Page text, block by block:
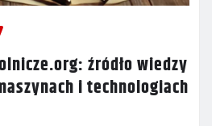
źródło wiedzy
i technologiach